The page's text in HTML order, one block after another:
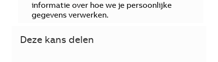
informatie over hoe we je persoonlijke
gegevens verwerken.
Deze kans delen